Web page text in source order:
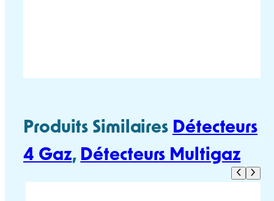
Produits Similaires Détecteurs
4 Gaz, Détecteurs Multigaz